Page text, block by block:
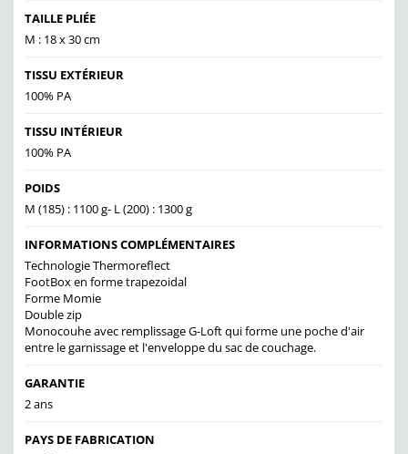
TAILLE PLIÉE
M : 18 x 30 cm
TISSU EXTÉRIEUR
100% PA
TISSU INTÉRIEUR
100% PA
POIDS
M (185) : 1100 g- L (200) : 1300 g
INFORMATIONS COMPLÉMENTAIRES
Technologie Thermoreflect
FootBox en forme trapezoidal
Forme Momie
Double zip
Monocouhe avec remplissage G-Loft qui forme une poche d'air
entre le garnissage et l'enveloppe du sac de couchage.
GARANTIE
2 ans
PAYS DE FABRICATION